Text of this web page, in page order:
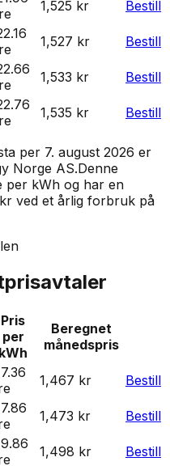
1,525 kr
Bestill
1,527 kr Bestill
1,533 kr Bestill
1,535 kr Bestill
per 7. august 2026 er
Norge AS.Denne
per kWh og har en
ved et årlig forbruk på
Pris
per
kWh
Beregnet
månedspris
1,467 kr
Bestill
1,473 kr Bestill
1,498 kr Bestill